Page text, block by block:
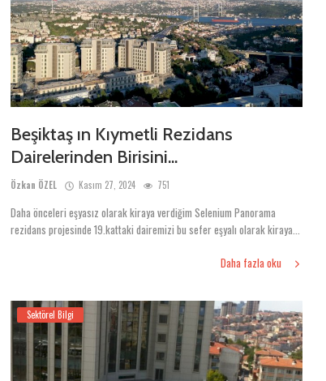
Beşiktaş ın Kıymetli Rezidans
Dairelerinden Birisini...
Özkan ÖZEL Kasım 27, 2024 751
Daha önceleri eşyasız olarak kiraya verdiğim Selenium Panorama
rezidans projesinde 19.kattaki dairemizi bu sefer eşyalı olarak kiraya...
Daha fazla oku
Sektörel Bilgi